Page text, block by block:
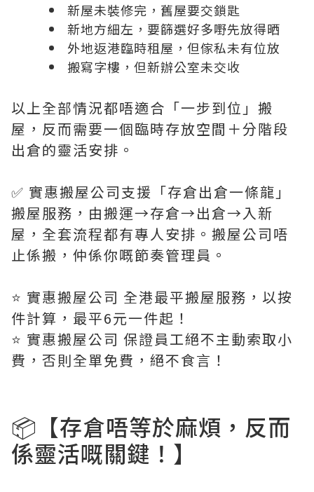
新屋未裝修完，舊屋要交鎖匙
新地方細左，要篩選好多嘢先放得晒
外地返港臨時租屋，但傢私未有位放
搬寫字樓，但新辦公室未交收
以上全部情況都唔適合「一步到位」搬
屋，反而需要一個臨時存放空間＋分階段
出倉的靈活安排。
✅ 實惠搬屋公司支援「存倉出倉一條龍」
搬屋服務，由搬運→存倉→出倉→入新
屋，全套流程都有專人安排。搬屋公司唔
止係搬，仲係你嘅節奏管理員。
⭐️ 實惠搬屋公司 全港最平搬屋服務，以按
件計算，最平6元一件起！
⭐️ 實惠搬屋公司 保證員工絕不主動索取小
費，否則全單免費，絕不食言！
📦【存倉唔等於麻煩，反而
係靈活嘅關鍵！】